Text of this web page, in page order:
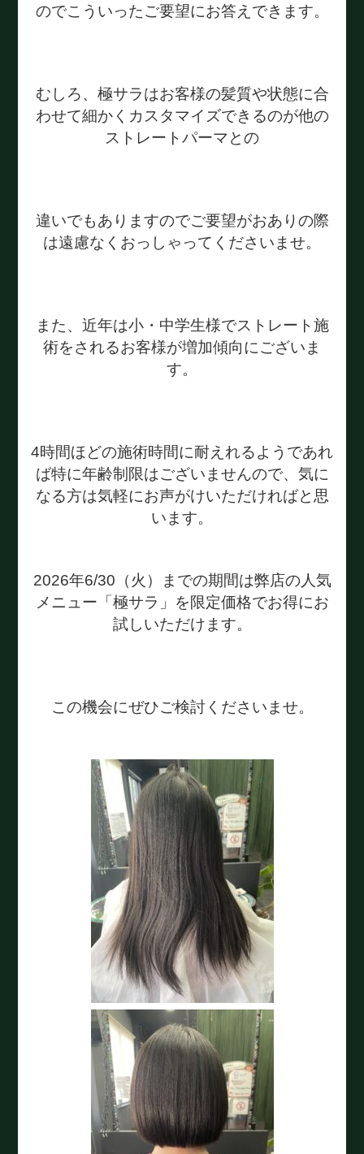
のでこういったご要望にお答えできます。
むしろ、極サラはお客様の髪質や状態に合
わせて細かくカスタマイズできるのが他の
ストレートパーマとの
違いでもありますのでご要望がおありの際
は遠慮なくおっしゃってくださいませ。
また、近年は小・中学生様でストレート施
術をされるお客様が増加傾向にございま
す。
4時間ほどの施術時間に耐えれるようであれ
ば特に年齢制限はございませんので、気に
なる方は気軽にお声がけいただければと思
います。
2026年6/30（火）までの期間は弊店の人気
メニュー「極サラ」を限定価格でお得にお
試しいただけます。
この機会にぜひご検討くださいませ。